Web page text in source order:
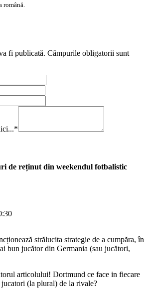
fi publicată. Câmpurile obligatorii sunt
*
de reținut din weekendul fotbalistic
strălucita strategie de a cumpăra, în
bun jucător din Germania (sau jucători,
articolului! Dortmund ce face in fiecare
jucatori (la plural) de la rivale?